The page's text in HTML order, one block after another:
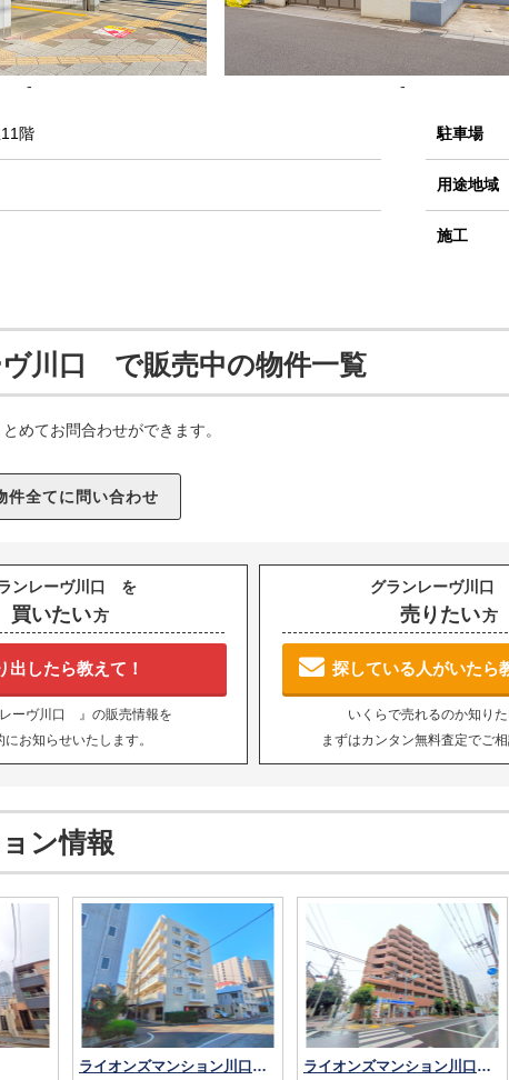
- -
階 駐車場
用途地域
施工
川口 で販売中の物件一覧
めてお問合わせができます。
ンレーヴ川口 を
買いたい方
出したら教えて！
レーヴ川口 』の販売情報を
にお知らせいたします。
グランレーヴ川口
売りたい方
探している人がいたら
いくらで売れるのか知り
まずはカンタン無料査定でご相
ン情報
ライオンズマンション川口本町第弐 ライオンズマンション川口栄町